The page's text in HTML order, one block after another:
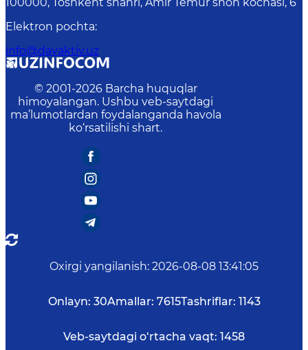
Elektron pochta:
info@davaktiv.uz
© 2001-2026 Barcha huquqlar
himoyalangan. Ushbu veb-saytdagi
ma’lumotlardan foydalanganda havola
ko‘rsatilishi shart.
Oxirgi yangilanish: 2026-08-08 13:41:05
Onlayn: 30Amallar: 7615Tashriflar: 1143
Veb-saytdagi o‘rtacha vaqt: 1458